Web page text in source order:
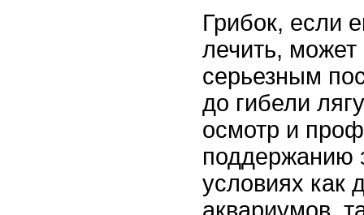
Грибок, если
лечить, может
серьезным
до гибели
осмотр и
поддержанию
условиях как